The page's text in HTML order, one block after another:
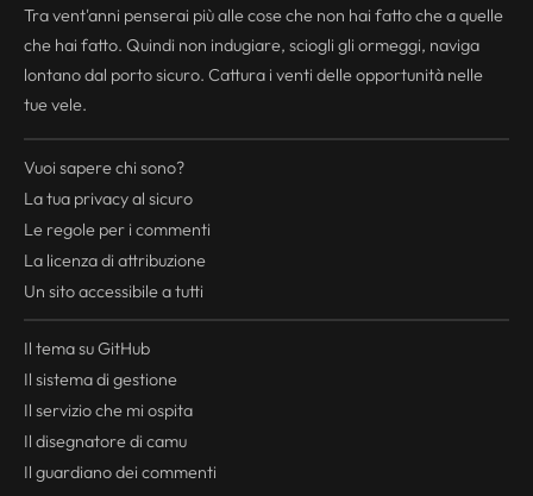
Tra vent'anni penserai più alle cose che non hai fatto che a quelle
che hai fatto. Quindi non indugiare, sciogli gli ormeggi, naviga
lontano dal porto sicuro. Cattura i venti delle opportunità nelle
tue vele.
Vuoi sapere chi sono?
La tua privacyal sicuro
Le regole per i commenti
La licenza di attribuzione
Un sito accessibile a tutti
Il tema su GitHub
Il sistema di gestione
Il servizio che mi ospita
Il disegnatore di camu
Il guardiano dei commenti